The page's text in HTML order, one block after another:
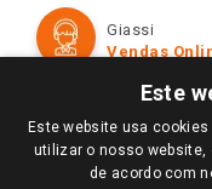
Televendas
Perguntas frequentes
Trabalhe Conosco
Formas de Pagamento
Políticas de entrega
Trocas e Devoluções
Giassi
Vendas
Redes Sociais
Este
Este website usa
utilizar o nosso
de acordo com